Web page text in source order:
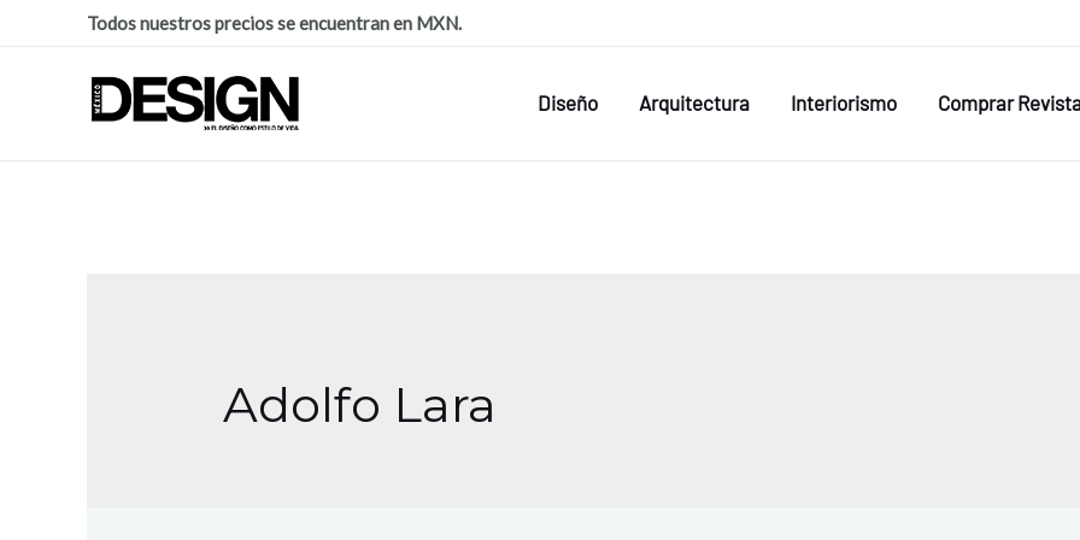
Todos nuestros precios se encuentran en MXN.
Diseño Arquitectura Interiorismo Comprar
Adolfo Lara